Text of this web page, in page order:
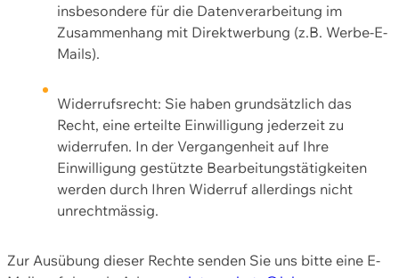
insbesondere für die Datenverarbeitung im
Zusammenhang mit Direktwerbung (z.B. Werbe-E-
Mails).
Widerrufsrecht: Sie haben grundsätzlich das
Recht, eine erteilte Einwilligung jederzeit zu
widerrufen. In der Vergangenheit auf Ihre
Einwilligung gestützte Bearbeitungstätigkeiten
werden durch Ihren Widerruf allerdings nicht
unrechtmässig.
Zur Ausübung dieser Rechte senden Sie uns bitte eine E-